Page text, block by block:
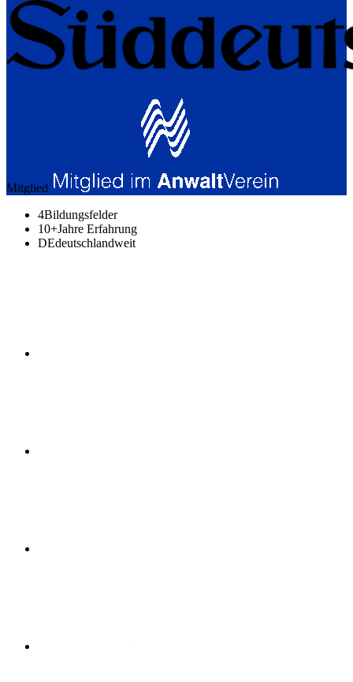
Mitglied
4Bildungsfelder
10+Jahre Erfahrung
DEdeutschlandweit